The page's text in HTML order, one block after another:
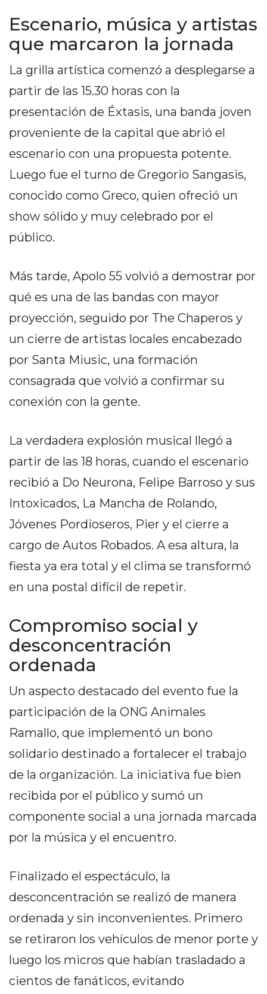
NORTE
HOY
CLAVE
PERGAMINO
NOTICIAS
NOTICIAS
DE
ARRECIFES
DE
SALTO
Y
NOTICIAS
DE
ZÁRATE
DE
CAMPANA
EXALTACIÓN
CRUZ
COLÓN
(BUENOS
MEJOR
GIMNASIO
PERGAMINO
LOS
PRECIOS
EN
SUPLEMENTOS
DEPORTIVOS
PERGAMINO
SUPLEMENTOS
DEPORTIVOS
EN
LOS
MEJORES
PROTEIN
PERGAMINO:
EL
MEJOR
GIMNASIO
PERGAMINO
Escenario, música y artistas
que marcaron la jornada
La grilla artística comenzó a desplegarse a
partir de las 15.30 horas con la
presentación de Éxtasis, una banda joven
proveniente de la capital que abrió el
escenario con una propuesta potente.
Luego fue el turno de Gregorio Sangasis,
conocido como Greco, quien ofreció un
show sólido y muy celebrado por el
público.
Más tarde, Apolo 55 volvió a demostrar por
qué es una de las bandas con mayor
proyección, seguido por The Chaperos y
un cierre de artistas locales encabezado
por Santa Miusic, una formación
consagrada que volvió a confirmar su
conexión con la gente.
La verdadera explosión musical llegó a
partir de las 18 horas, cuando el escenario
recibió a Do Neurona, Felipe Barroso y sus
Intoxicados, La Mancha de Rolando,
Jóvenes Pordioseros, Pier y el cierre a
cargo de Autos Robados. A esa altura, la
fiesta ya era total y el clima se transformó
en una postal difícil de repetir.
Compromiso social y
desconcentración
ordenada
Un aspecto destacado del evento fue la
participación de la ONG Animales
Ramallo, que implementó un bono
solidario destinado a fortalecer el trabajo
de la organización. La iniciativa fue bien
recibida por el público y sumó un
componente social a una jornada marcada
por la música y el encuentro.
Finalizado el espectáculo, la
desconcentración se realizó de manera
ordenada y sin inconvenientes. Primero
se retiraron los vehículos de menor porte y
luego los micros que habían trasladado a
cientos de fanáticos, evitando